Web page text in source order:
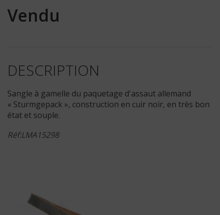
Vendu
DESCRIPTION
Sangle à gamelle du paquetage d'assaut allemand
« Sturmgepack », construction en cuir noir, en très bon
état et souple.
Réf:LMA15298